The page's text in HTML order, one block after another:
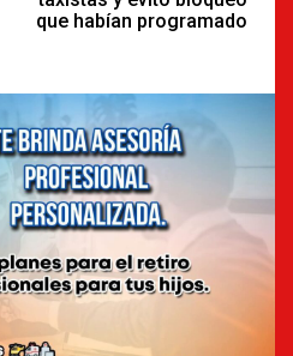
que habían programado